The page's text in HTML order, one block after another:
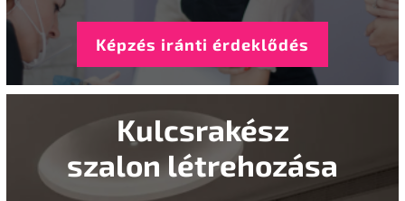
Képzés iránti érdeklődés
Kulcsrakész
szalon létrehozása